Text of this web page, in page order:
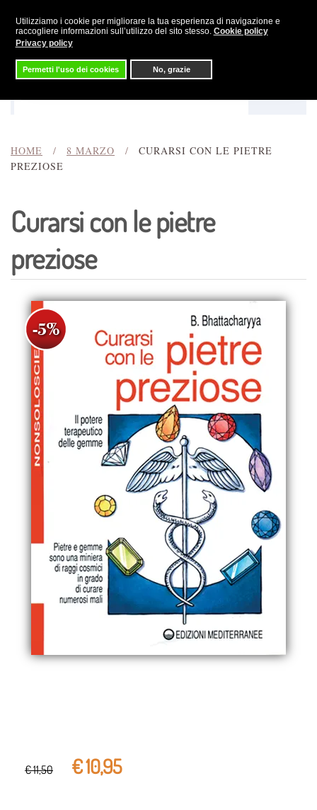
Utilizziamo i cookie per migliorare la tua esperienza di navigazione e
raccogliere informazioni sull’utilizzo del sito stesso. Cookie policy
Privacy policy
Permetti l'uso dei cookies No, grazie
Skip to main content
HOME 8 MARZO
CURARSI CON LE PIETRE
PREZIOSE
Curarsi con le pietre
preziose
€ 11,50 € 10,95